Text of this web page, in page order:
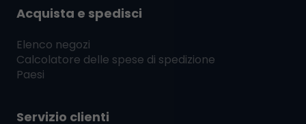
Acquista e spedisci
Elenco negozi
Calcolatore delle spese di spedizione
Paesi
Servizio clienti